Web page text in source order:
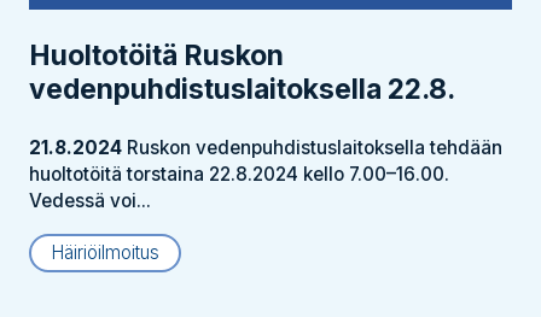
Huoltotöitä Ruskon
vedenpuhdistus­laitoksella 22.8.
21.8.2024 Ruskon vedenpuhdistuslaitoksella tehdään
huoltotöitä torstaina 22.8.2024 kello 7.00–16.00.
Vedessä voi...
Häiriöilmoitus